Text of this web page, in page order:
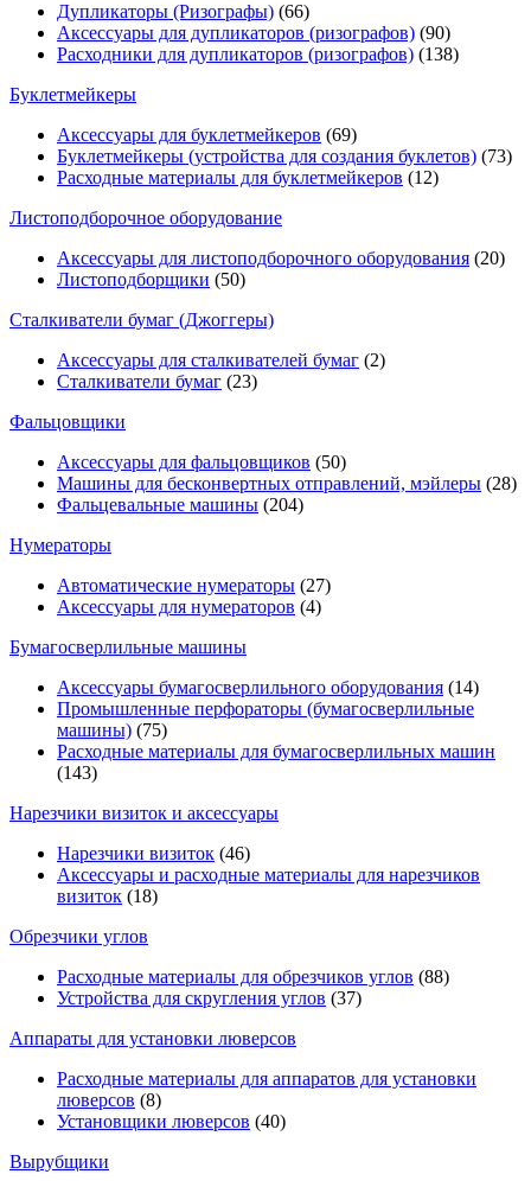
Дупликаторы (Ризографы) (66)
Аксессуары для дупликаторов (ризографов) (90)
Расходники для дупликаторов (ризографов) (138)
Буклетмейкеры
Аксессуары для буклетмейкеров (69)
Буклетмейкеры (устройства для создания буклетов) (73)
Расходные материалы для буклетмейкеров (12)
Листоподборочное оборудование
Аксессуары для листоподборочного оборудования (20)
Листоподборщики (50)
Сталкиватели бумаг (Джоггеры)
Аксессуары для сталкивателей бумаг (2)
Сталкиватели бумаг (23)
Фальцовщики
Аксессуары для фальцовщиков (50)
Машины для бесконвертных отправлений, мэйлеры (28)
Фальцевальные машины (204)
Нумераторы
Автоматические нумераторы (27)
Аксессуары для нумераторов (4)
Бумагосверлильные машины
Аксессуары бумагосверлильного оборудования (14)
Промышленные перфораторы (бумагосверлильные
машины) (75)
Расходные материалы для бумагосверлильных машин
(143)
Нарезчики визиток и аксессуары
Нарезчики визиток (46)
Аксессуары и расходные материалы для нарезчиков
визиток (18)
Обрезчики углов
Расходные материалы для обрезчиков углов (88)
Устройства для скругления углов (37)
Аппараты для установки люверсов
Расходные материалы для аппаратов для установки
люверсов (8)
Установщики люверсов (40)
Вырубщики